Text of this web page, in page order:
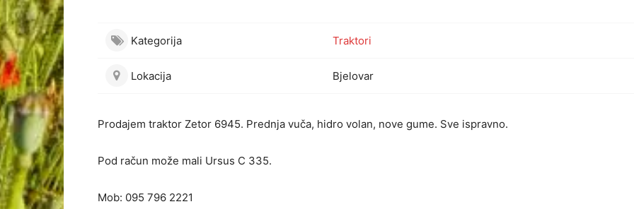
Kategorija Traktori
Lokacija Bjelovar
Prodajem traktor Zetor 6945. Prednja vuča, hidro volan, nove gume. Sve ispravno.
Pod račun može mali Ursus C 335.
Mob: 095 796 2221